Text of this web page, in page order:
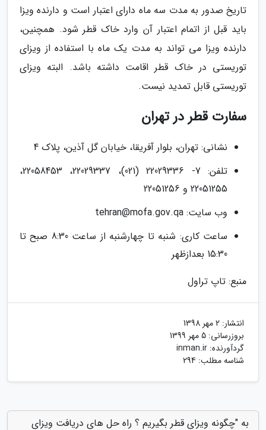
تاریخ صدور به مدت سه ماه دارای اعتبار است و دارنده ویزا
باید قبل از اتمام اعتبار آن وارد خاک قطر شود. همچنین،
دارنده ویزا می تواند به مدت یک ماه با استفاده از ویزای
توریستی در خاک قطر اقامت داشته باشد. البته ویزای
توریستی قابل تمدید نیست.
سفارت قطر در تهران
نشانی: تهران، بلوار آفریقا، خیابان گل آذین، پلاک 4
تلفن: 7- 22029336 (021)، 22029337، 22058453،
22051255 و 22051256
وب سایت: tehran@mofa.gov.qa
ساعت کاری: شنبه تا چهارشنبه از ساعت 8:30 صبح تا
15:30 بعدازظهر
منبع: تاپ تراول
انتشار: 2 مهر 1398
بروزرسانی: 5 مهر 1399
گردآورنده: inman.ir
شناسه مطلب: 294
به "چگونه ویزای قطر بگیریم ؟ راه حل های دریافت ویزای